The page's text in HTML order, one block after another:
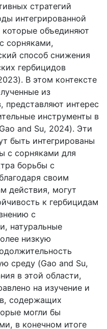
стратегий
интегрированной
объединяют
сорняками,
способ снижения
гербицидов
В этом контексте
из
представляют интерес
инструменты в
and Su, 2024). Эти
быть интегрированы
с сорняками для
борьбы с
своим
действия, могут
к гербицидам
с
натуральные
низкую
среду (Gao and Su,
в этой области,
на изучение и
содержащих
могли бы
в конечном итоге